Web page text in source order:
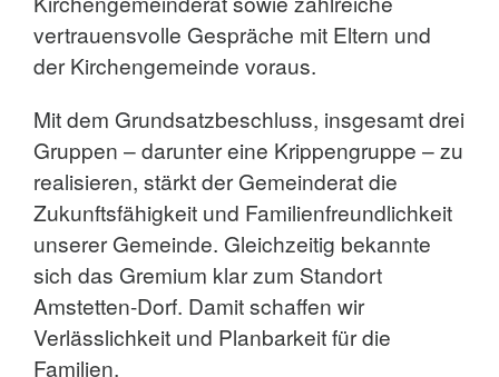
vertrauensvolle Gespräche mit Eltern und
der Kirchengemeinde voraus.
Mit dem Grundsatzbeschluss, insgesamt drei
Gruppen – darunter eine Krippengruppe – zu
realisieren, stärkt der Gemeinderat die
Zukunftsfähigkeit und Familienfreundlichkeit
unserer Gemeinde. Gleichzeitig bekannte
sich das Gremium klar zum Standort
Amstetten-Dorf. Damit schaffen wir
Verlässlichkeit und Planbarkeit für die
Familien.